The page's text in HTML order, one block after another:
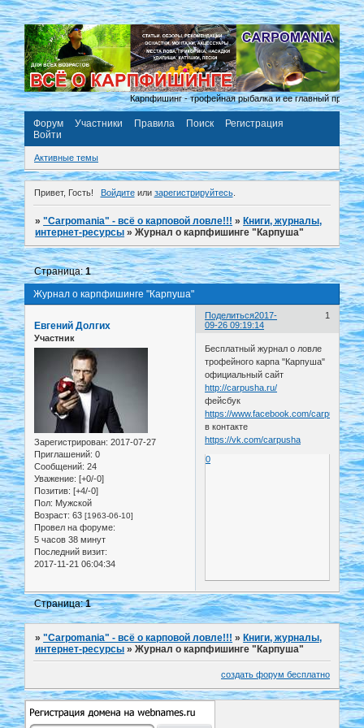
Карпфишинг - трофейная рыбалка и ее главный
Форум Участники Правила Поиск
Регистрация
Войти
Активные темы
Привет, Гость! Войдитеили зарегистрируйтесь.
»"Carpomania" - всё о карповой ловле!!! »Книги, журналы,
интернет-ресурсы »Журнал о карпфишинге "Карпуша"
Журнал о карпфишинге "Карпуша"
Страница:1
Поделиться 1
2017-
09-26 09:19:14
Евгений Долгих
Участник
Зарегистрирован: 2017-07-27
Приглашений: 0
Сообщений: 24
Уважение: [+0/-0]
Позитив: [+4/-0]
Пол: Мужской
Возраст: 63 [1963-06-10]
Провел на форуме:
5 часов 38 минут
Последний визит:
2017-11-21 06:04:34
Бесплатный журнал о ловле
трофейного карпа "Карпуша"
официальный сайт
http://carpusha.ru/
фейсбук
https://www.facebook.com/carpusha.ru/
в контакте
https://vk.com/carpusha
0
Страница:1
»"Carpomania" - всё о карповой ловле!!! »Книги, журналы,
интернет-ресурсы »Журнал о карпфишинге "Карпуша"
создать форум бесплатно